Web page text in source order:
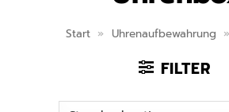
Start » Uhrenaufbewahrung »
FILTER